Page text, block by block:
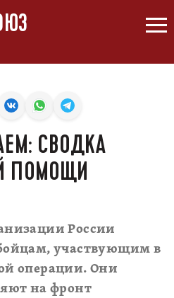
СВОДКА
ПОМОЩИ
России
участвующим в
операции. Они
на фронт